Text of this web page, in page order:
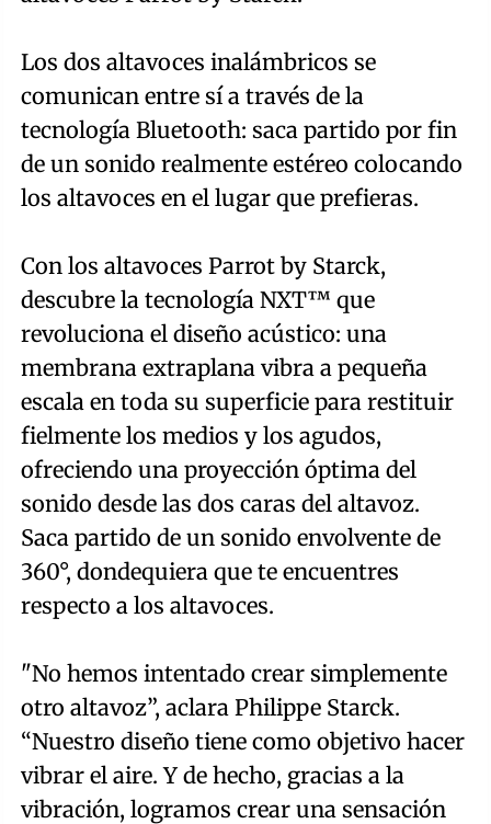
Los dos altavoces inalámbricos se
comunican entre sí a través de la
tecnología Bluetooth: saca partido por fin
de un sonido realmente estéreo colocando
los altavoces en el lugar que prefieras.
Con los altavoces Parrot by Starck,
descubre la tecnología NXT™ que
revoluciona el diseño acústico: una
membrana extraplana vibra a pequeña
escala en toda su superficie para restituir
fielmente los medios y los agudos,
ofreciendo una proyección óptima del
sonido desde las dos caras del altavoz.
Saca partido de un sonido envolvente de
360°, dondequiera que te encuentres
respecto a los altavoces.
"No hemos intentado crear simplemente
otro altavoz”, aclara Philippe Starck.
“Nuestro diseño tiene como objetivo hacer
vibrar el aire. Y de hecho, gracias a la
vibración, logramos crear una sensación